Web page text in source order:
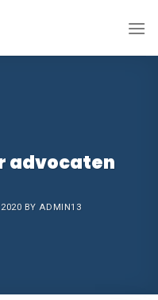
advocaten
BYADMIN13